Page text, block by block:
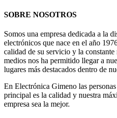
SOBRE NOSOTROS
Somos una empresa dedicada a la
electrónicos que nace en el año
calidad de su servicio y la
medios nos ha permitido llegar a
lugares más destacados dentro de
En Electrónica Gimeno las
principal es la calidad y nuestra
empresa sea la mejor.